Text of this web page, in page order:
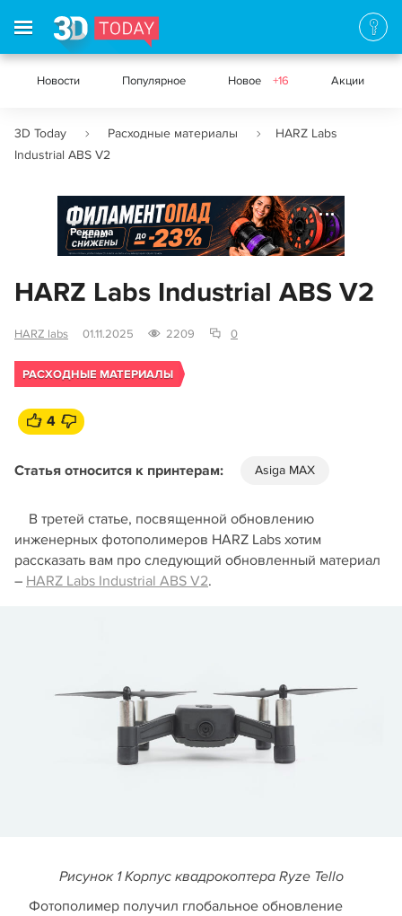
Новости Популярное Новое +16 Акции
3D Today Расходные материалы
HARZ Labs
Industrial ABS V2
Реклама
HARZ Labs Industrial ABS V2
HARZ labs 01.11.2025 2209 0
РАСХОДНЫЕ МАТЕРИАЛЫ
4
Статья относится к принтерам: Asiga MAX
В третей статье, посвященной обновлению
инженерных фотополимеров HARZ Labs хотим
рассказать вам про следующий обновленный материал
– HARZ Labs Industrial ABS V2.
Рисунок 1 Корпус квадрокоптера Ryze Tello
Фотополимер получил глобальное обновление